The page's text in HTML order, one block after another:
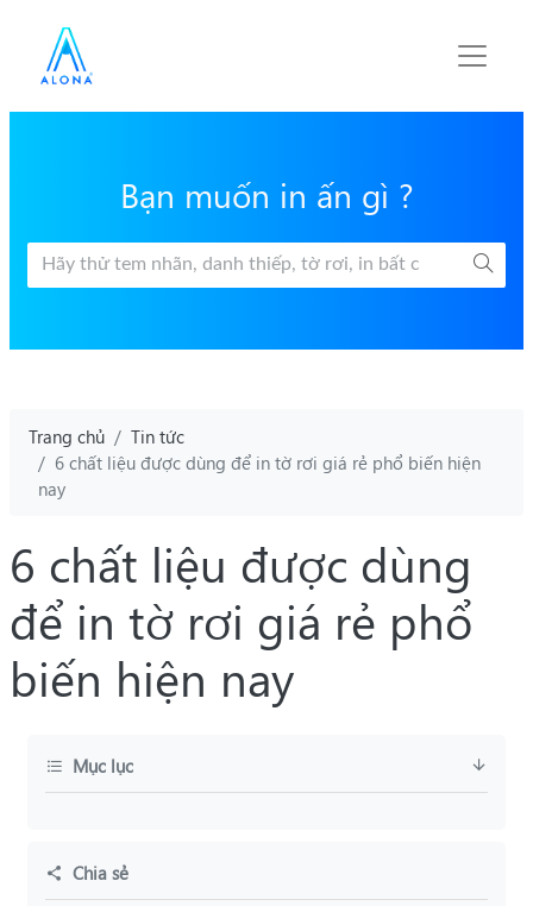
Bạn muốn in ấn gì ?
Trang chủ
Tin tức
6 chất liệu được dùng để in tờ rơi giá rẻ phổ biến hiện
nay
6 chất liệu được dùng
để in tờ rơi giá rẻ phổ
biến hiện nay
Mục lục
Chia sẻ